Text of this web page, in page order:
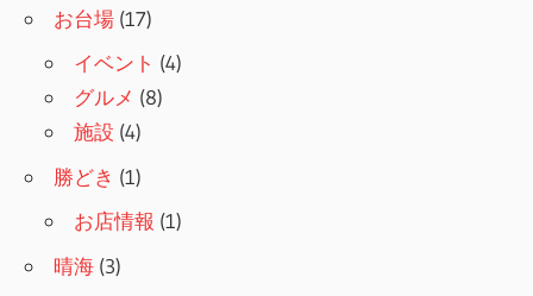
お台場 (17)
イベント (4)
グルメ (8)
施設 (4)
勝どき (1)
お店情報 (1)
晴海 (3)